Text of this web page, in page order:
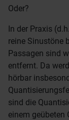
Oder?
In der Praxis
reine Sinustöne
Passagen sind
entfernt. Da
hörbar
sind die
einem geübeten